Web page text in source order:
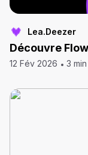
Lea.Deezer
Découvre
12 Fév 2026 3